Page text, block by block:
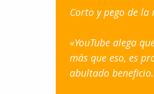
Corto y pego de la
«YouTube alega
más que eso, es
abultado beneficio.